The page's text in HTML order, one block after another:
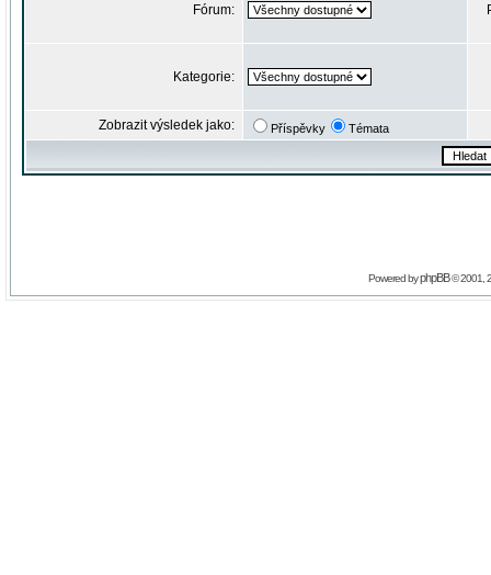
Fórum:
Kategorie:
Zobrazit výsledek jako: Příspěvky Témata
Powered byphpBB© 2001,